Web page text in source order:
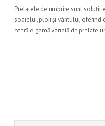
Prelatele de umbrire sunt soluții
soarelui, ploii și vântului, oferind
oferă o gamă variată de prelate